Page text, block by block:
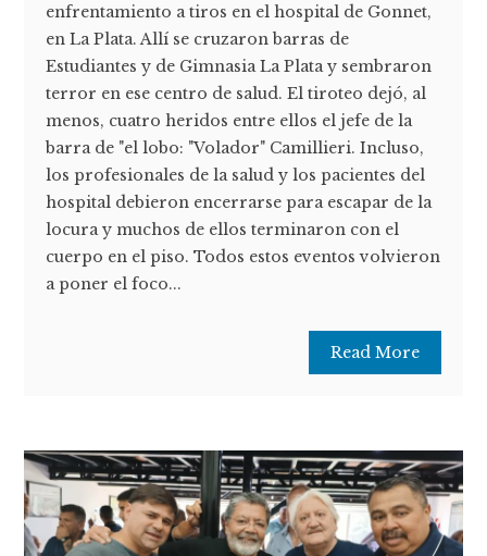
enfrentamiento a tiros en el hospital de Gonnet,
en La Plata. Allí se cruzaron barras de
Estudiantes y de Gimnasia La Plata y sembraron
terror en ese centro de salud. El tiroteo dejó, al
menos, cuatro heridos entre ellos el jefe de la
barra de "el lobo: "Volador" Camillieri. Incluso,
los profesionales de la salud y los pacientes del
hospital debieron encerrarse para escapar de la
locura y muchos de ellos terminaron con el
cuerpo en el piso. Todos estos eventos volvieron
a poner el foco...
Read More